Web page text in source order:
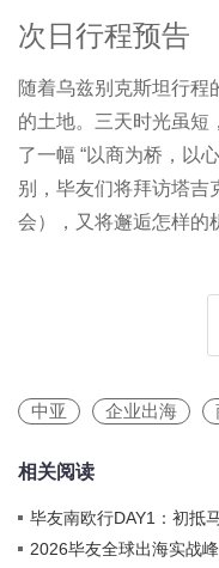
次日行程预告
随着乌兹别克斯坦行程
的土地。三天时光虽短
了一幅 “以商为桥，以
别，毕友们将拜访塔吉
会），又将邂逅怎样的
中亚 企业出海
相关阅读
毕友南欧行DAY1：初抵
土壤
2026毕友全球出海实战